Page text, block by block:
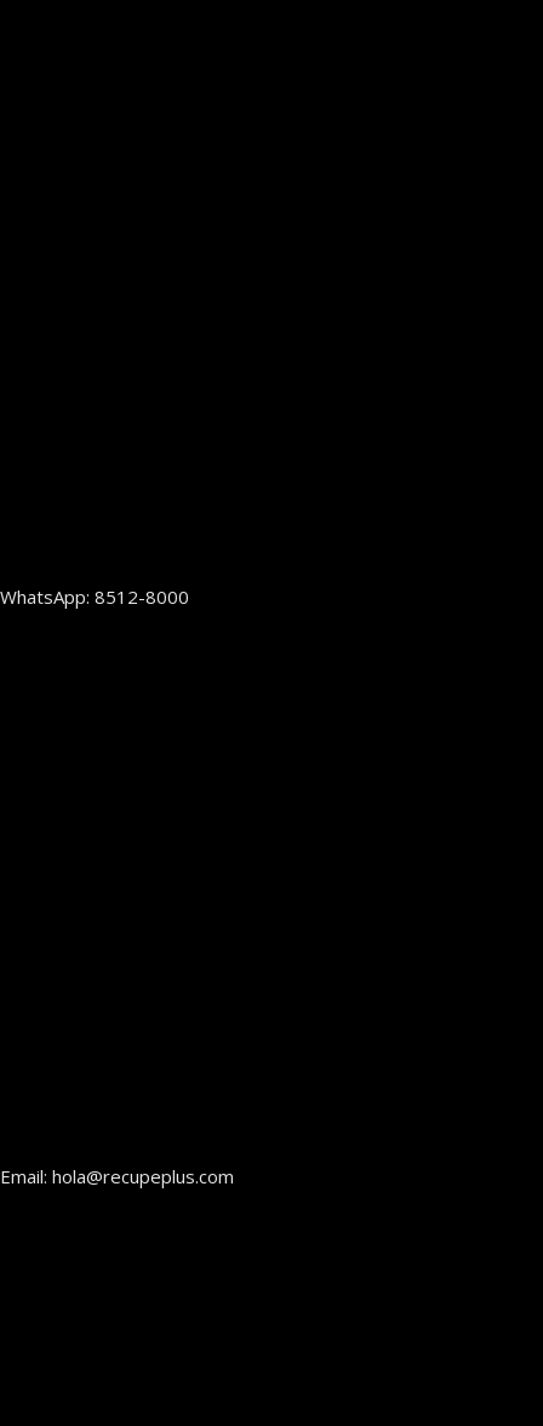
WhatsApp: 8512-8000
Email: hola@recupeplus.com